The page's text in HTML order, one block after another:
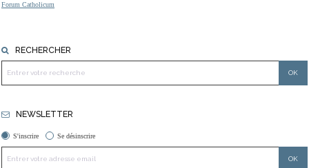
Forum Catholicum
RECHERCHER
NEWSLETTER
S'inscrire Se désinscrire